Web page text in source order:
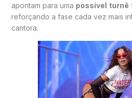
apontam para uma possível turnê
reforçando a fase cada vez mais
cantora.